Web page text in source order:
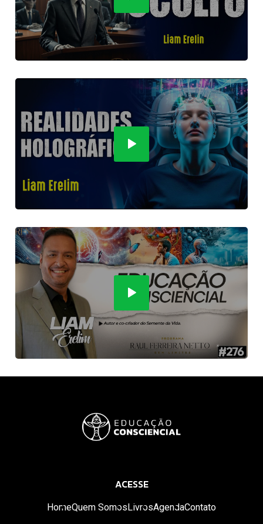
ACESSE
HomeQuem SomosLivrosAgendaContato